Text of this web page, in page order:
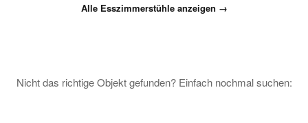
Alle Esszimmerstühle anzeigen →
Nicht das richtige Objekt gefunden? Einfach nochmal suchen: